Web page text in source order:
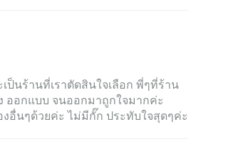
ป็นร้านที่เราตัดสินใจเลือก พี่ๆที่ร้าน
ออกแบบ จนออกมาถูกใจมากค่ะ
อื่นๆด้วยค่ะ ไม่มีกั๊ก ประทับใจสุดๆค่ะ